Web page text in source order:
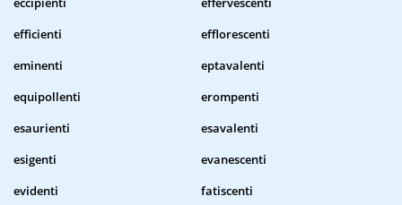
efficienti
efflorescenti
eminenti
eptavalenti
equipollenti
erompenti
esaurienti
esavalenti
esigenti
evanescenti
evidenti
fatiscenti